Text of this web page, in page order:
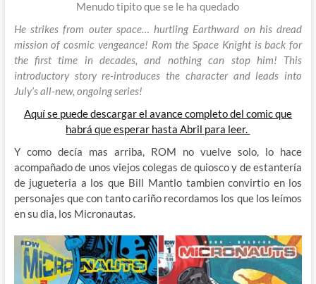
Menudo tipito que se le ha quedado
He strikes from outer space… hurtling Earthward on his dread
mission of cosmic vengeance! Rom the Space Knight is back for
the first time in decades, and nothing can stop him! This
introductory story re-introduces the character and leads into
July’s all-new, ongoing series!
Aquí se puede descargar el avance completo del comic que
habrá que esperar hasta Abril para leer.
Y como decía mas arriba, ROM no vuelve solo, lo hace
acompañado de unos viejos colegas de quiosco y de estantería
de jugueteria a los que Bill Mantlo tambien convirtio en los
personajes que con tanto cariño recordamos los que los leímos
en su dia, los Micronautas.